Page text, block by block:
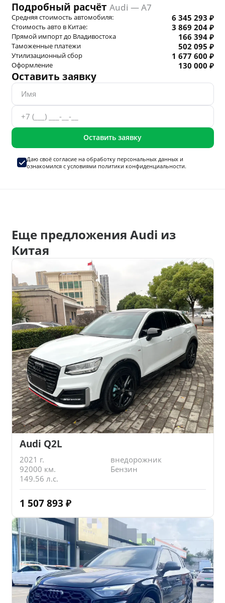
Подробный расчёт Audi — A7
Средняя стоимость автомобиля: 6 345 293 ₽
Стоимость авто в Китае: 3 869 204 ₽
Прямой импорт до Владивостока 166 394 ₽
Таможенные платежи 502 095 ₽
Утилизационный сбор 1 677 600 ₽
Оформление 130 000 ₽
Оставить заявку
Оставить заявку
Даю своё согласие на обработку персональных данныхи
ознакомился с условиями политики конфиденциальности.
Еще предложения Audi из
Китая
Audi Q2L
2021 г.
внедорожник
92000 км.
Бензин
149.56 л.с.
1 507 893 ₽